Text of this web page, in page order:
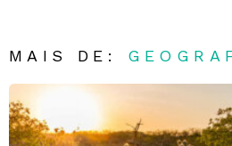
MAIS DE: